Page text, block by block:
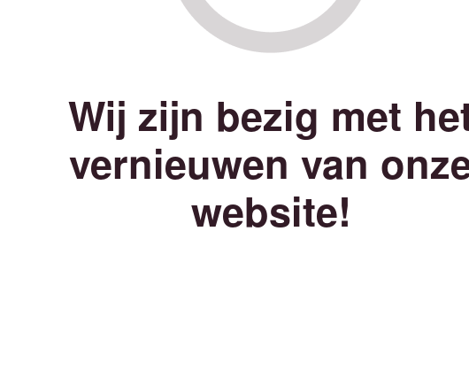
Wij zijn bezig met
vernieuwen van
website!